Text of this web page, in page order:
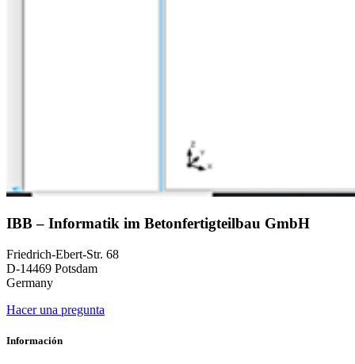
IBB – Informatik im Betonfertigteilbau GmbH
Friedrich-Ebert-Str. 68
D-14469 Potsdam
Germany
Hacer una pregunta
Información